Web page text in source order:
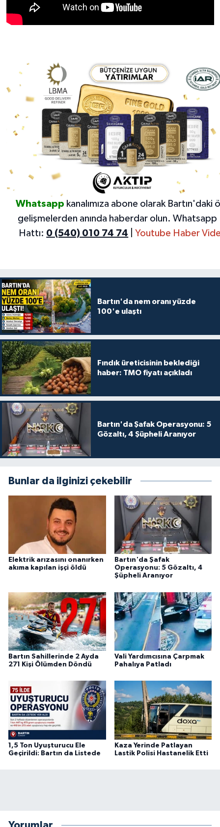
Whatsapp kanalımıza abone olarak Bartın'daki
gelişmelerden anında haberdar olun. Whatsapp
Hattı: 0 (540) 010 74 74 |Youtube Haber
Bartın'da nem oranı yüzde
100'e ulaştı
Fındık üreticisinin beklediği
haber: TMO fiyatı açıkladı
Bartın'da Şafak Operasyonu: 5
Gözaltı, 4 Şüpheli Aranıyor
Bunlar da ilginizi çekebilir
Elektrik arızasını onanırken
akıma kapılan işçi öldü
Bartın'da Şafak
Operasyonu: 5 Gözaltı, 4
Şüpheli Aranıyor
Bartın Sahillerinde 2 Ayda
271 Kişi Ölümden Döndü
Vali Yardımcısına Çarpmak
Pahalıya Patladı
1,5 Ton Uyuşturucu Ele
Geçirildi: Bartın da Listede
Kaza Yerinde Patlayan
Lastik Polisi Hastanelik Etti